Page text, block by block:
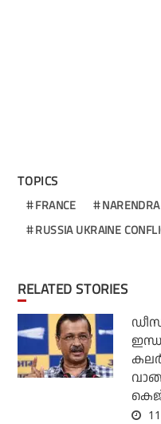
TOPICS
FRANCE
RUSSIA UKRAINE
RELATED STORIES